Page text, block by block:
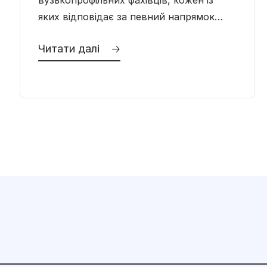
яких відповідає за певний напрямок
захворювання чоловічої статевої та
Читати далі 🡢